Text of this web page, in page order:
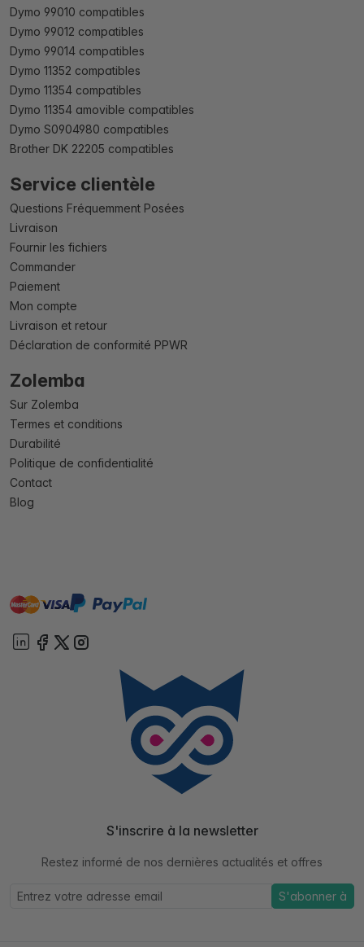
Dymo 99010 compatibles
Dymo 99012 compatibles
Dymo 99014 compatibles
Dymo 11352 compatibles
Dymo 11354 compatibles
Dymo 11354 amovible compatibles
Dymo S0904980 compatibles
Brother DK 22205 compatibles
Service clientèle
Questions Fréquemment Posées
Livraison
Fournir les fichiers
Commander
Paiement
Mon compte
Livraison et retour
Déclaration de conformité PPWR
Zolemba
Sur Zolemba
Termes et conditions
Durabilité
Politique de confidentialité
Contact
Blog
mastervisa paypal
S'inscrire à la newsletter
Restez informé de nos dernières actualités et offres
S'abonner à